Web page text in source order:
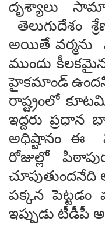
దృశ్యాలు
తెలుగుదేశం
అయితే వర్మను
ముందు
హైకమాండ్ ఉందని
రాష్ట్రంలో
ఇద్దరు
అధిష్టానం ఈ
రోజుల్లో
చూపుతుందనేది
పక్కన
ఇప్పుడు టీడీపీ